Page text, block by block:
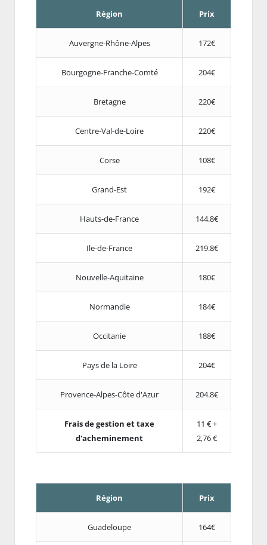
Région Prix
Auvergne-Rhône-Alpes 172€
Bourgogne-Franche-Comté 204€
Bretagne 220€
Centre-Val-de-Loire 220€
Corse 108€
Grand-Est 192€
Hauts-de-France 144.8€
Ile-de-France 219.8€
Nouvelle-Aquitaine 180€
Normandie 184€
Occitanie 188€
Pays de la Loire 204€
Provence-Alpes-Côte d'Azur 204.8€
Frais de gestion et taxe
d'acheminement
11 € +
2,76 €
Région Prix
Guadeloupe 164€